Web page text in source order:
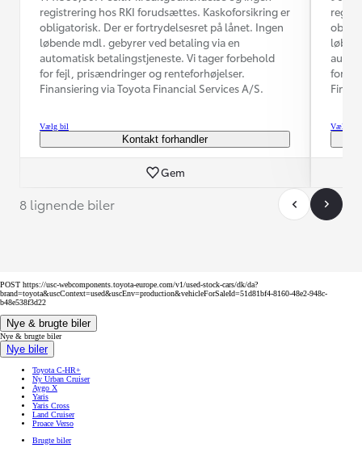
registrering hos RKI forudsættes. Kaskoforsikring er
obligatorisk. Der er fortrydelsesret på lånet. Ingen
løbende mdl. gebyrer ved betaling via en
automatisk betalingstjeneste. Vi tager forbehold
for fejl, prisændringer og renteforhøjelser.
Finansiering via Toyota Financial Services A/S.
Vælg bil
Kontakt forhandler
Gem
for
Vælg bil
8 lignende biler
POST https://usc-webcomponents.toyota-europe.com/v1/used-stock-cars/dk/da?
brand=toyota&uscContext=used&uscEnv=production&vehicleForSaleId=51d81bf4-8160-48e2-948c-
b48e538f3d22
Nye & brugte biler
Nye & brugte biler
Nye biler
Toyota C-HR+
Ny Urban Cruiser
Aygo X
Yaris
Yaris Cross
Land Cruiser
Proace Verso
Brugte biler